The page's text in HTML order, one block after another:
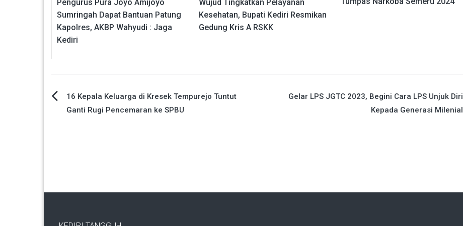
Pengurus Pura Joyo Amijoyo
Sumringah Dapat Bantuan Patung
Kapolres, AKBP Wahyudi : Jaga
Kediri
Wujud Tingkatkan Pelayanan
Kesehatan, Bupati Kediri Resmikan
Gedung Kris A RSKK
Navigasi
16 Kepala Keluarga di Kresek Tempurejo Tuntut
Ganti Rugi Pencemaran ke SPBU
Gelar LPS JGTC 2023, Begini Cara LPS Unjuk Diri
Kepada Generasi Milenial